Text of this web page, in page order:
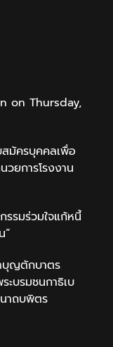
on Thursday,
สมัครบุคคลเพื่อ
ยการโรงงาน
รมร่วมใจแก้หนี้
”
บุญตักบาตร
ะบรมชนกาธิเบ
าถบพิตร